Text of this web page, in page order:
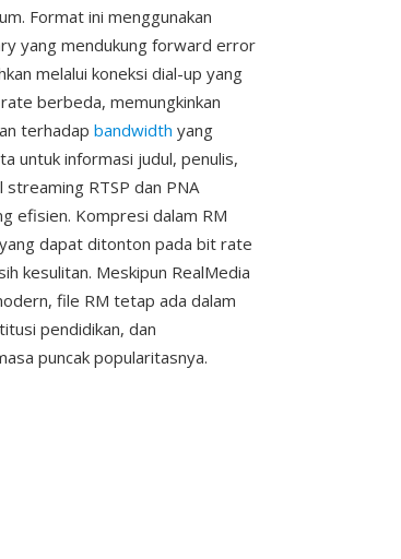
Format ini menggunakan
yang mendukung forward error
melalui koneksi dial-up yang
berbeda, memungkinkan
terhadap bandwidth yang
untuk informasi judul, penulis,
RTSP dan PNA
efisien. Kompresi dalam RM
dapat ditonton pada bit rate
kesulitan. Meskipun RealMedia
file RM tetap ada dalam
pendidikan, dan
puncak popularitasnya.